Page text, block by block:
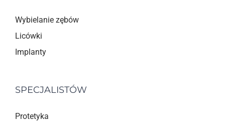
Wybielanie zębów
Licówki
Implanty
SPECJALISTÓW
Protetyka